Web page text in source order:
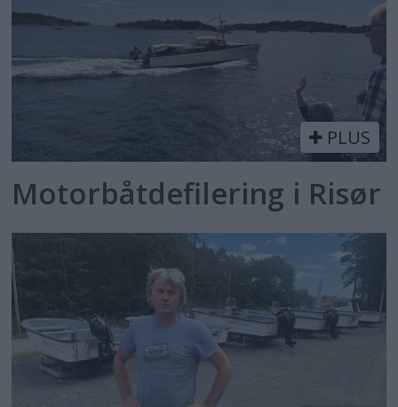
PLUS
Motorbåtdefilering i Risør